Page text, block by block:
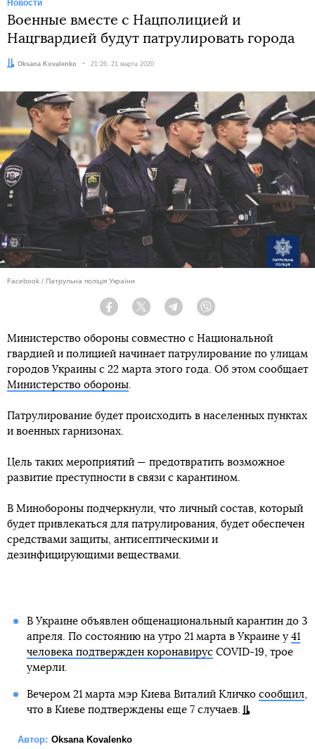
Новости
Военные вместе с Нацполицией и
Нацгвардией будут патрулировать города
Автор:
Oksana Kovalenko Дата:
21:26, 21 марта 2020
Facebook / Патрульна поліція України
Facebook Twitter Telegram
Министерство обороны совместно с Национальной
гвардией и полицией начинает патрулирование по улицам
городов Украины с 22 марта этого года. Об этом сообщает
Министерство обороны
Патрулирование будет происходить в населенных пунктах
и военных гарнизонах.
Цель таких мероприятий — предотвратить возможное
развитие преступности в связи с карантином.
В Минобороны подчеркнули, что личный состав, который
будет привлекаться для патрулирования, будет обеспечен
средствами защиты, антисептическими и
дезинфицирующими веществами.
В Украине объявлен общенациональный карантин до 3
апреля. По состоянию на утро 21 марта в Украине у 41
человека подтвержден коронавирусCOVID-19, трое
умерли.
Вечером 21 марта мэр Киева Виталий Кличко сообщил,
что в Киеве подтверждены еще 7 случаев.
Автор: Oksana Kovalenko